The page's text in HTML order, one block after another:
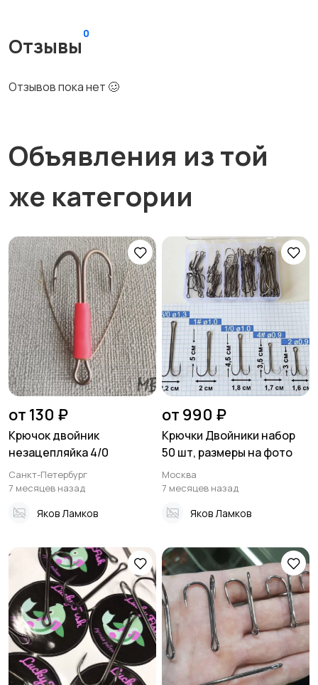
Отзывы
0
Отзывов пока нет 🥴
Объявления из той
же категории
от 130 ₽
Крючок двойник
незацепляйка 4/0
Санкт-Петербург
7 месяцев назад
Яков Ламков
от 990 ₽
Крючки Двойники набор
50 шт, размеры на фото
Москва
7 месяцев назад
Яков Ламков